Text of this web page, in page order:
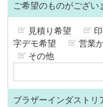
ご希望のものがござい
見積り希望
字デモ希望
営業
その他
ブラザーインダストリ